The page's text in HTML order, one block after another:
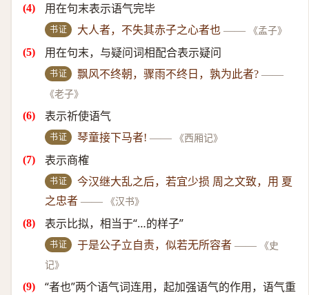
用在句末表示语气完毕
书证 大人者，不失其赤子之心者也 —— 《孟子》
用在句末，与疑问词相配合表示疑问
书证 飘风不终朝，骤雨不终日，孰为此者? ——
《老子》
表示祈使语气
书证 琴童接下马者! —— 《西厢记》
表示商榷
书证
今汉继大乱之后，若宜少损 周之文致，用 夏
之忠者 —— 《汉书》
表示比拟，相当于“…的样子”
书证 于是公子立自责，似若无所容者 ——
《史
记》
“者也”两个语气词连用，起加强语气的作用，语气重